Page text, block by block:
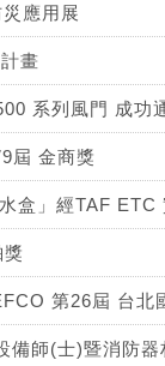
應用展
畫
系列風門 成功
屆 金商獎
盒」經TAF
第26屆 台北
備師(士)暨消防